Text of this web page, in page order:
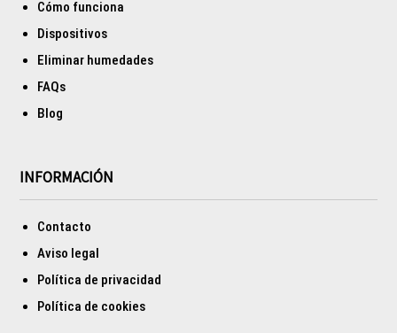
Cómo funciona
Dispositivos
Eliminar humedades
FAQs
Blog
INFORMACIÓN
Contacto
Aviso legal
Política de privacidad
Política de cookies